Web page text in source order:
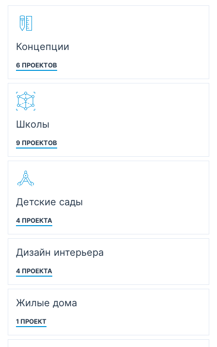
Концепции
6 ПРОЕКТОВ
Школы
9 ПРОЕКТОВ
Детские сады
4 ПРОЕКТА
Дизайн интерьера
4 ПРОЕКТА
Жилые дома
1 ПРОЕКТ